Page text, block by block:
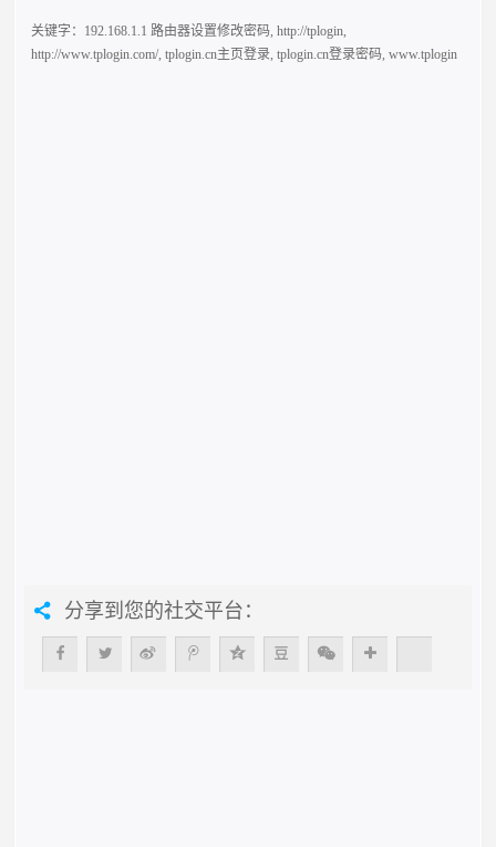
关键字： 192.168.1.1 路由器设置修改密码 ,http://tplogin
http://www.tplogin.com/,tplogin.cn主页登录 ,tplogin.cn登录密码 ,www.tplogin
分享到您的社交平台：